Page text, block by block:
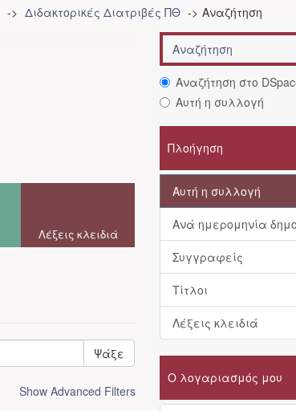
Διδακτορικές Διατριβές ΠΘ Αναζήτηση
Λέξεις κλειδιά
Ψάξε
Show Advanced Filters
Αναζήτηση στο
Αυτή η συλλογή
Πλοήγηση
Αυτή η συλλογή
Ανά ημερομηνία
Συγγραφείς
Τίτλοι
Λέξεις κλειδιά
Ο λογαριασμός μου